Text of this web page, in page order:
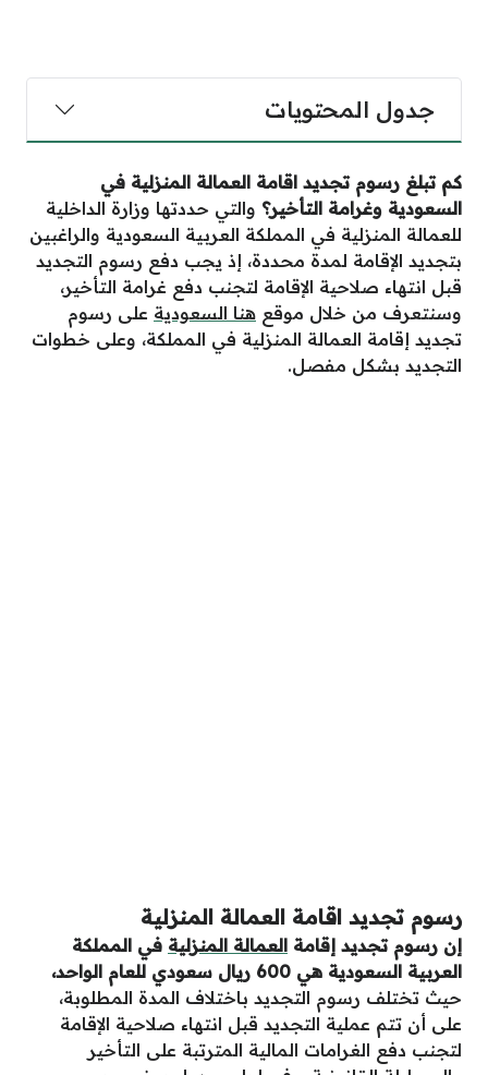
جدول المحتويات
كم تبلغ رسوم تجديد اقامة العمالة المنزلية في
السعودية وغرامة التأخير؟ والتي حددتها وزارة الداخلية
للعمالة المنزلية في المملكة العربية السعودية والراغبين
بتجديد الإقامة لمدة محددة، إذ يجب دفع رسوم التجديد
قبل انتهاء صلاحية الإقامة لتجنب دفع غرامة التأخير،
وسنتعرف من خلال موقع هنا السعودية على رسوم
تجديد إقامة العمالة المنزلية في المملكة، وعلى خطوات
التجديد بشكل مفصل.
رسوم تجديد اقامة العمالة المنزلية
إن رسوم تجديد إقامة العمالة المنزلية في المملكة
العربية السعودية هي 600 ريال سعودي للعام الواحد،
حيث تختلف رسوم التجديد باختلاف المدة المطلوبة،
على أن تتم عملية التجديد قبل انتهاء صلاحية الإقامة
لتجنب دفع الغرامات المالية المترتبة على التأخير